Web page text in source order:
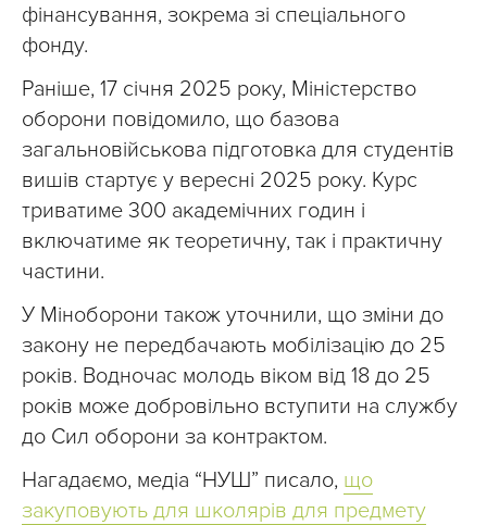
фінансування, зокрема зі спеціального
фонду.
Раніше, 17 січня 2025 року, Міністерство
оборони повідомило, що базова
загальновійськова підготовка для студентів
вишів стартує у вересні 2025 року. Курс
триватиме 300 академічних годин і
включатиме як теоретичну, так і практичну
частини.
У Міноборони також уточнили, що зміни до
закону не передбачають мобілізацію до 25
років. Водночас молодь віком від 18 до 25
років може добровільно вступити на службу
до Сил оборони за контрактом.
Нагадаємо, медіа “НУШ” писало, що
закуповують для школярів для предмету